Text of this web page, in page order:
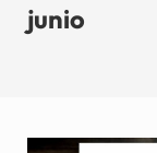
junio